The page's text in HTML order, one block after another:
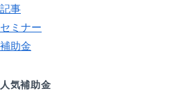
記事
セミナー
補助金
人気補助金